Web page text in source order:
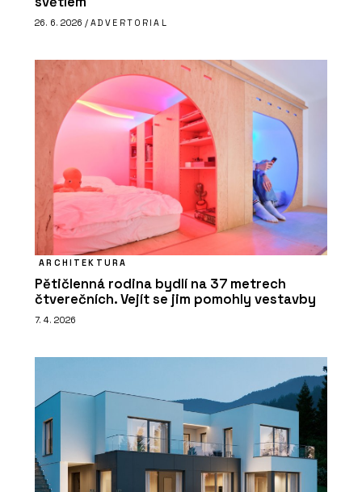
26. 6. 2026 / ADVERTORIAL
ARCHITEKTURA
Pětičlenná rodina bydlí na 37 metrech
čtverečních. Vejít se jim pomohly vestavby
7. 4. 2026